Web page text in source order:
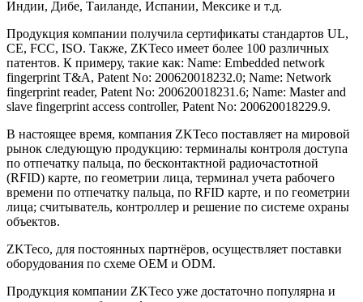
Индии, Дибе, Таиланде, Испании, Мексике и т.д.
Продукция компании получила сертификаты стандартов UL,
CE, FCC, ISO. Также, ZKTeco имеет более 100 различных
патентов. К примеру, такие как: Name: Embedded network
fingerprint T&A, Patent No: 200620018232.0; Name: Network
fingerprint reader, Patent No: 200620018231.6; Name: Master and
slave fingerprint access controller, Patent No: 200620018229.9.
В настоящее время, компания ZKTeco поставляет на мировой
рынок следующую продукцию: терминалы контроля доступа
по отпечатку пальца, по бесконтактной радиочастотной
(RFID) карте, по геометрии лица, терминал учета рабочего
времени по отпечатку пальца, по RFID карте, и по геометрии
лица; считыватель, контроллер и решение по системе охраны
объектов.
ZKTeco, для постоянных партнёров, осуществляет поставки
оборудования по схеме OEM и ODM.
Продукция компании ZKTeco уже достаточно популярна и